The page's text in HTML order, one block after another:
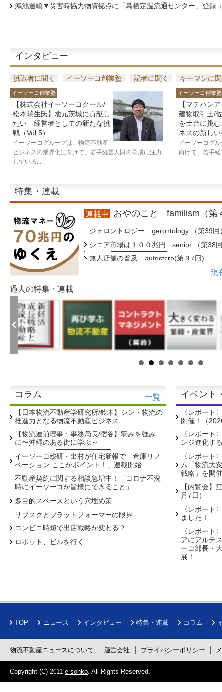
鴻池運輸▼災害時協力物資拠点に「鳥栖定温流通センター」登録
インタビュー
挑戦者に聞く イーソーコ創業塾 記者に聞く キーマンに
イーソーコ創業塾
【株式会社イーソーコクール/
松本瑞生氏】地元茨城に貢献し
たい—経営者としての新たな挑
戦（Vol.5）
イーソーコグループは、物流不動産
ビジネスの業界化に向けて、若手経営人財の育成に注力
している...
イーソーコ創業塾
【マテハン
建物取引士/
を土台に挑
ネスの新し
イーソーコグ
向けて、若手
特集・連載
連載中 おやのこと familism（第
ジェロントロジー gerontology （第39回
シニア市場は１００兆円 senior （第38
無人店舗の普及 autostore(第３7回)
現
過去の特集・連載
コラム 一覧
【日本物流不動産学研究所/鈴木】シン・物流の
推進力となる物流不動産ビジネス
【物流連前理事・事務局長/宿谷】弱みを強み
に〜沖縄のある街に学ぶ～
イーソーコ総研・出村が住宅新報で「倉庫リノ
ベーション ここがポイント！」連載開始
不動産契約に関する相談急増中！「コロナ不況
時にイーソーコが皆様にできること」
多目的スペースという穴埋め策
サブスクとプラットフォーマーの限界
コンビニ時短で出店戦略が変わる？
ロボット、ビルを行く
イベント
〈レポート
開催！（
〈レポート
ンジ進化す
〈レポート
ム「物流大
戦略」を開
【内覧会】
月7日）
〈レポート
ました！
〈レポート
アにアルテ
ーコ部長・
展！
TOP ニュース インタビュー 特集・連載 コラム
物流不動産ニュースについて 運営会社 プライバシーポリシー
Copyright (C) 2011 e-sohko . All Rights Reserved.